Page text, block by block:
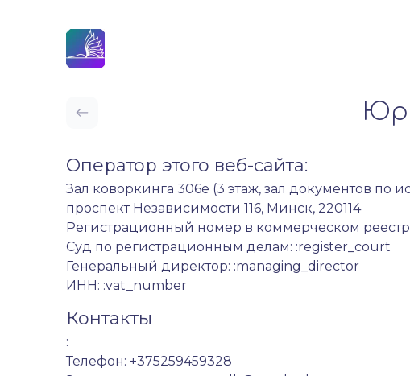
Оператор этого веб-сайта:
Зал коворкинга 306е (3 этаж, зал документов по
проспект Независимости 116, Минск, 220114
Регистрационный номер в коммерческом
Суд по регистрационным делам: :register_court
Генеральный директор: :managing_director
ИНН: :vat_number
Контакты
:
Телефон: +375259459328